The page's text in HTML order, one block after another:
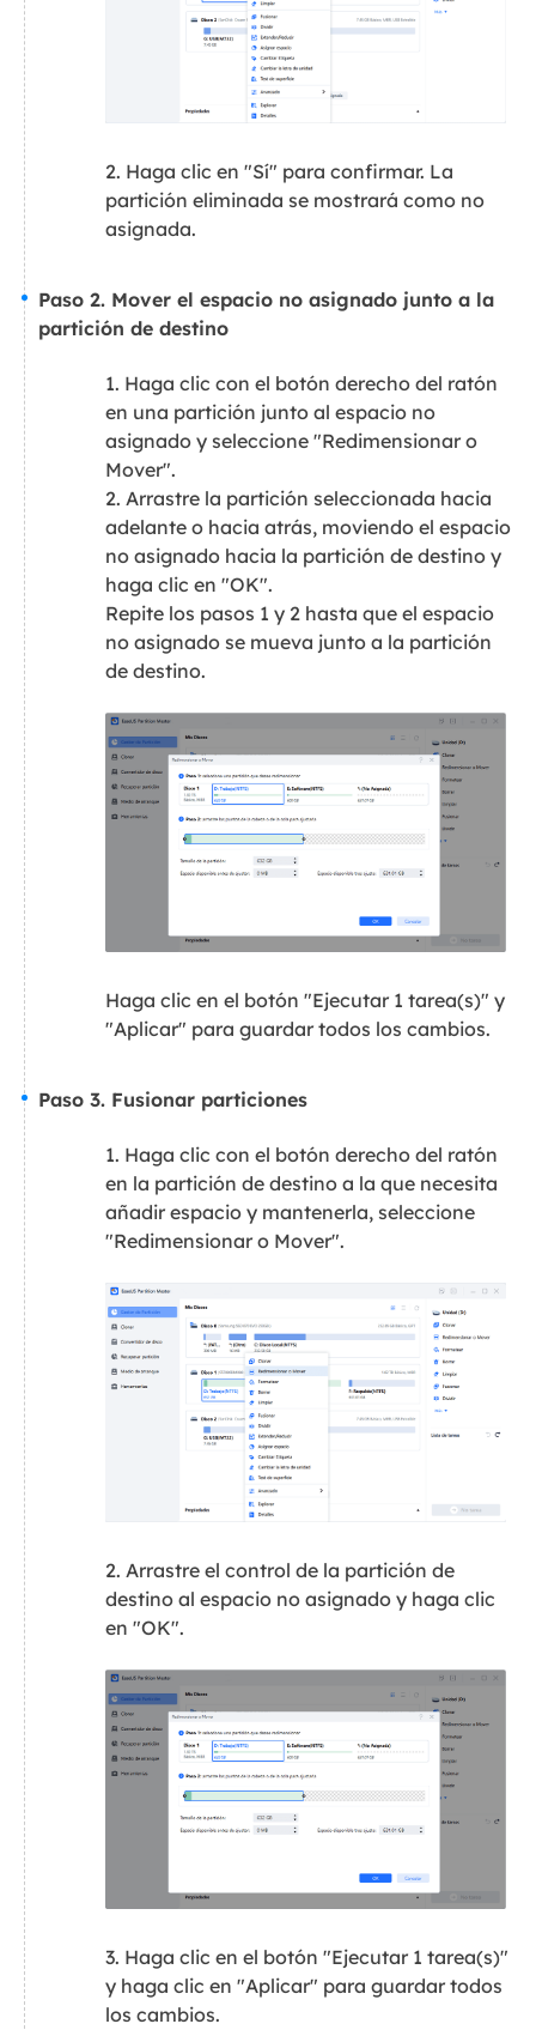
2. Haga clic en "Sí" para confirmar. La
partición eliminada se mostrará como no
asignada.
Paso 2. Mover el espacio no asignado junto a la
partición de destino
1. Haga clic con el botón derecho del ratón
en una partición junto al espacio no
asignado y seleccione "Redimensionar o
Mover".
2. Arrastre la partición seleccionada hacia
adelante o hacia atrás, moviendo el espacio
no asignado hacia la partición de destino y
haga clic en "OK".
Repite los pasos 1 y 2 hasta que el espacio
no asignado se mueva junto a la partición
de destino.
Haga clic en el botón "Ejecutar 1 tarea(s)" y
"Aplicar" para guardar todos los cambios.
Paso 3. Fusionar particiones
1. Haga clic con el botón derecho del ratón
en la partición de destino a la que necesita
añadir espacio y mantenerla, seleccione
"Redimensionar o Mover".
2. Arrastre el control de la partición de
destino al espacio no asignado y haga clic
en "OK".
3. Haga clic en el botón "Ejecutar 1 tarea(s)"
y haga clic en "Aplicar" para guardar todos
los cambios.